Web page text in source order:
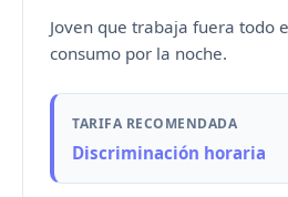
Joven que trabaja fuera todo
consumo por la noche.
TARIFA RECOMENDADA
Discriminación horaria